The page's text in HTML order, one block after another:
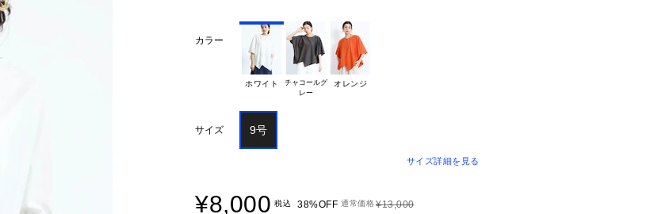
カラー
ホワイト
チャコールグ
オレンジ
サイズ 9号
サイズ詳細を見る
¥8,000 税込 38%OFF 通常価格¥13,000